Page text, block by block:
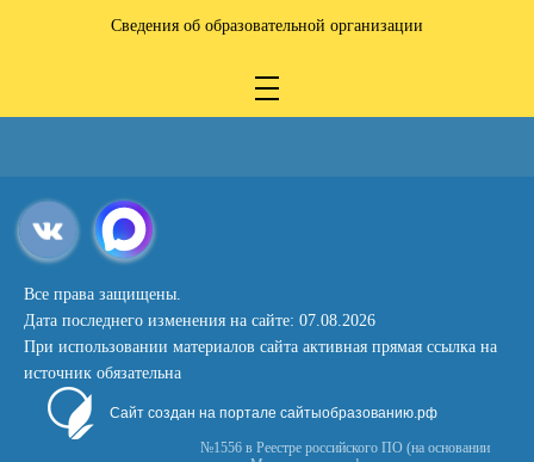
Сведения об образовательной организации
Все права защищены.
Дата последнего изменения на сайте: 07.08.2026
При использовании материалов сайта активная прямая ссылка на
источник обязательна
Сайт создан на портале сайтыобразованию.рф
№1556 в Реестре российского ПО (на основании